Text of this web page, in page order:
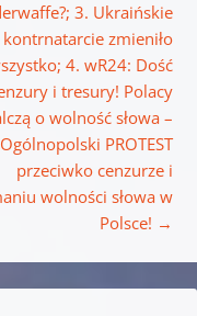
3. Ukraińskie
kontrnatarcie zmieniło
4. wR24: Dość
i tresury! Polacy
o wolność słowa –
Ogólnopolski PROTEST
przeciwko cenzurze i
wolności słowa w
Polsce! →